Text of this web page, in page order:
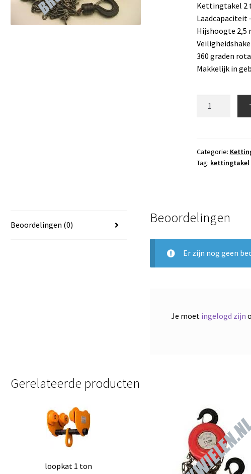
Kettingtakel 2
Laadcapaciteit
Hijshoogte 2,5
360 graden
Makkelijk in
Categorie:
Tag: kettingtakel
Beoordelingen (0) Beoordelingen
Er zijn nog geen
Je moet ingelogd zijn
Gerelateerde producten
loopkat 1 ton